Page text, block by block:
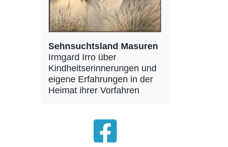
Sehnsuchtsland Masuren
Irmgard Irro über
Kindheitserinnerungen und
eigene Erfahrungen in der
Heimat ihrer Vorfahren